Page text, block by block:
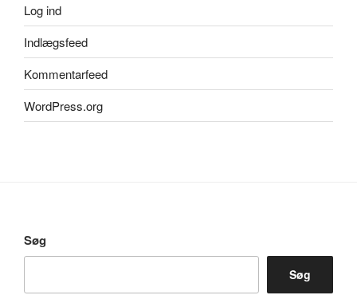
Log ind
Indlægsfeed
Kommentarfeed
WordPress.org
Søg
Søg